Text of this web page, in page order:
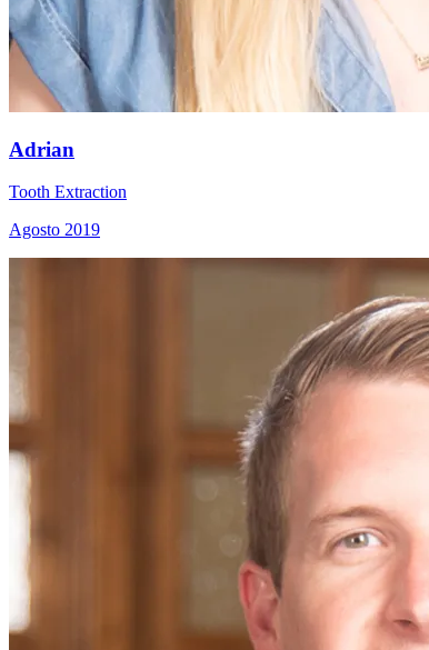
Adrian
Tooth Extraction
Agosto 2019